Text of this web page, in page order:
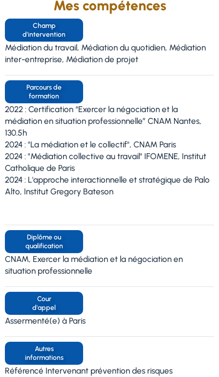
Mes compétences
Champ
d'intervention
Médiation du travail, Médiation du quotidien, Médiation
inter-entreprise, Médiation de projet
Parcours de
formation
2022 : Certification “Exercer la négociation et la
médiation en situation professionnelle” CNAM Nantes,
130.5h
2024 : "La médiation et le collectif", CNAM Paris
2024 : "Médiation collective au travail" IFOMENE, Institut
Catholique de Paris
2024 : L'approche interactionnelle et stratégique de Palo
Alto, Institut Gregory Bateson
Diplôme ou
qualification
CNAM, Exercer la médiation et la négociation en
situation professionnelle
Cour
d'appel
Assermenté(e) à Paris
Autres
informations
Référencé Intervenant prévention des risques